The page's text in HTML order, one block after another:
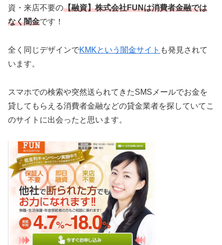
資・来店不要の【融資】株式会社FUNは消費者金融では
なく闇金です！
全く同じデザインでKMKという闇金サイト も発見されて
います。
スマホでの検索や突然送られてきたSMSメールでお金を
貸してもらえる消費者金融などの貸金業者を探していてこ
のサイトに出会ったと思います。